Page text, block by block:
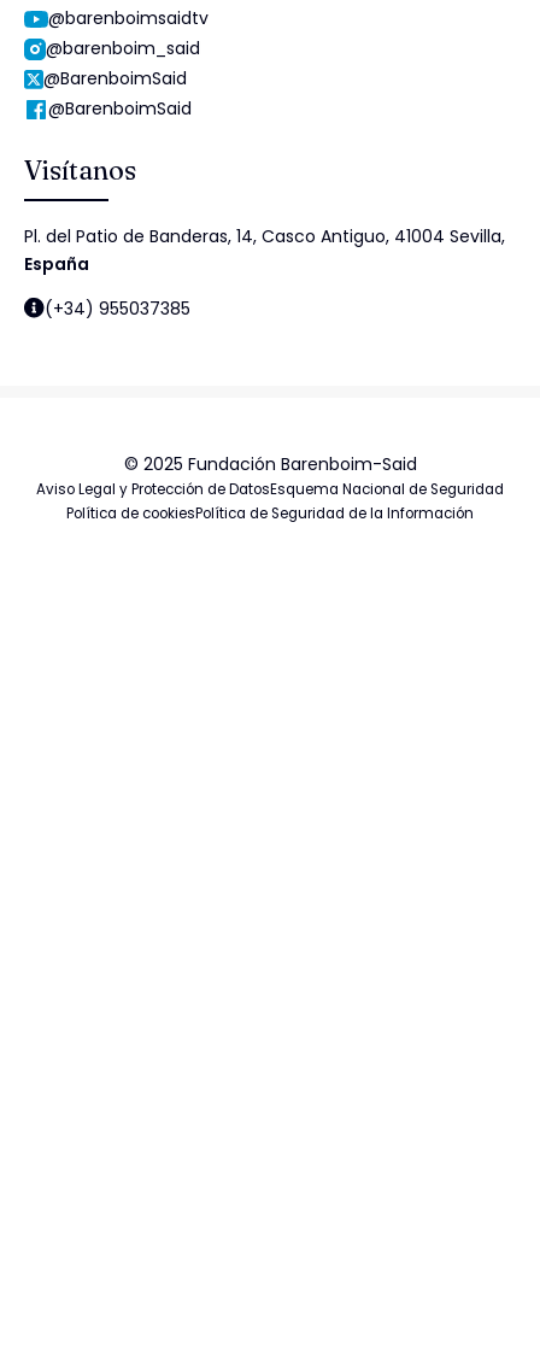
@barenboimsaidtv
@barenboim_said
@BarenboimSaid
@BarenboimSaid
Visítanos
Pl. del Patio de Banderas, 14, Casco Antiguo, 41004 Sevilla,
España
(+34) 955037385
© 2025 Fundación Barenboim-Said
Aviso Legal y Protección de DatosEsquema Nacional de Seguridad
Política de cookiesPolítica de Seguridad de la Información